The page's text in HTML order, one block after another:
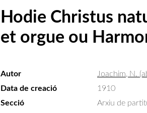
Hodie Christus
et orgue ou
Autor
Joachim, N.
Data de creació
1910
Secció
Arxiu de